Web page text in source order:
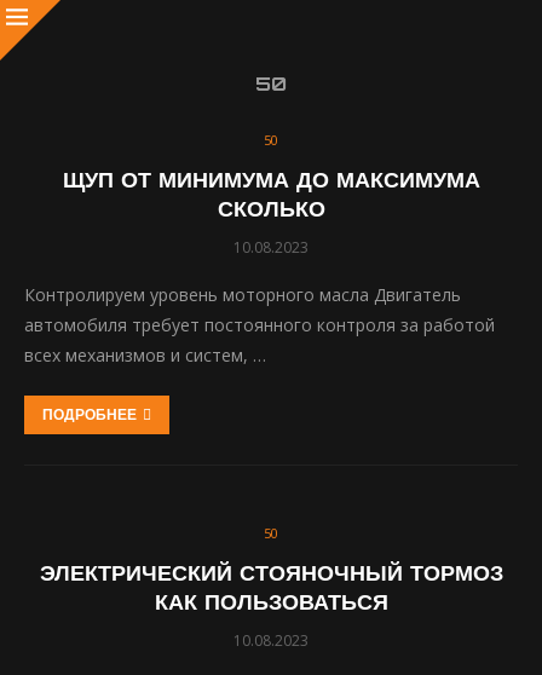
50
50
ЩУП ОТ МИНИМУМА ДО МАКСИМУМА
СКОЛЬКО
10.08.2023
Контролируем уровень моторного масла Двигатель
автомобиля требует постоянного контроля за работой
всех механизмов и систем, …
ПОДРОБНЕЕ
50
ЭЛЕКТРИЧЕСКИЙ СТОЯНОЧНЫЙ ТОРМОЗ
КАК ПОЛЬЗОВАТЬСЯ
10.08.2023